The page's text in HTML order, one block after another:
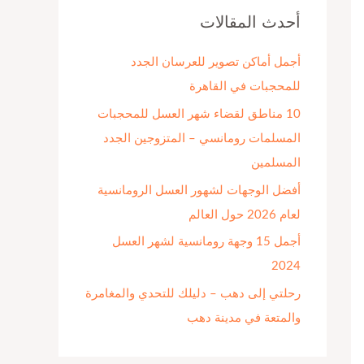
ث
ن
:
أحدث المقالات
أجمل أماكن تصوير للعرسان الجدد
للمحجبات في القاهرة
10 مناطق لقضاء شهر العسل للمحجبات
المسلمات رومانسي – المتزوجين الجدد
المسلمين
أفضل الوجهات لشهور العسل الرومانسية
لعام 2026 حول العالم
أجمل 15 وجهة رومانسية لشهر العسل
2024
رحلتي إلى دهب – دليلك للتحدي والمغامرة
والمتعة في مدينة دهب